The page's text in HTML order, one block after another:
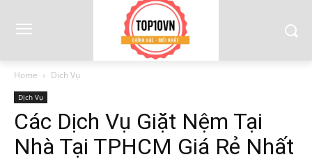
Home Dịch Vụ
Dịch Vụ
Các Dịch Vụ Giặt Nệm Tại
Nhà Tại TPHCM Giá Rẻ Nhất